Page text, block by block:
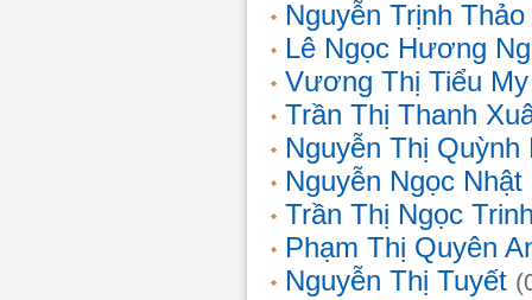
Nguyễn Trịnh
Lê Ngọc Hương
Vương Thị Tiểu My
Trần Thị Thanh
Nguyễn Thị Quỳnh
Nguyễn Ngọc Nhật
Trần Thị Ngọc
Phạm Thị Quyên
Nguyễn Thị Tuyết